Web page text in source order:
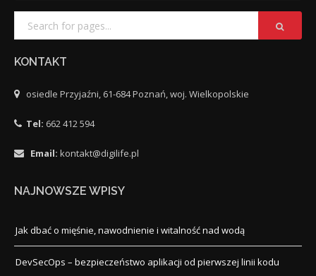
KONTAKT
osiedle Przyjaźni, 61-684 Poznań, woj. Wielkopolskie
Tel: 662 412 594
Email: kontakt@digilife.pl
NAJNOWSZE WPISY
Jak dbać o mięśnie, nawodnienie i witalność nad wodą
DevSecOps – bezpieczeństwo aplikacji od pierwszej linii kodu